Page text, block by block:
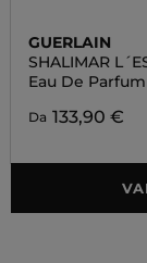
GUERLAIN
SHALIMAR
Eau De
Da 133,90 €